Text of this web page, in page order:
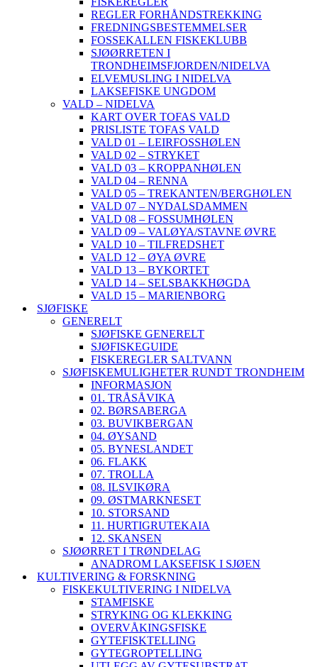
REGLER FORHÅNDSTREKKING
FREDNINGSBESTEMMELSER
FOSSEKALLEN FISKEKLUBB
SJØØRRETEN I
TRONDHEIMSFJORDEN/NIDELVA
ELVEMUSLING I NIDELVA
LAKSEFISKE UNGDOM
VALD – NIDELVA
KART OVER TOFAS VALD
PRISLISTE TOFAS VALD
VALD 01 – LEIRFOSSHØLEN
VALD 02 – STRYKET
VALD 03 – KROPPANHØLEN
VALD 04 – RENNA
VALD 05 – TREKANTEN/BERGHØLEN
VALD 07 – NYDALSDAMMEN
VALD 08 – FOSSUMHØLEN
VALD 09 – VALØYA/STAVNE ØVRE
VALD 10 – TILFREDSHET
VALD 12 – ØYA ØVRE
VALD 13 – BYKORTET
VALD 14 – SELSBAKKHØGDA
VALD 15 – MARIENBORG
SJØFISKE
GENERELT
SJØFISKE GENERELT
SJØFISKEGUIDE
FISKEREGLER SALTVANN
SJØFISKEMULIGHETER RUNDT TRONDHEIM
INFORMASJON
01. TRÅSÅVIKA
02. BØRSABERGA
03. BUVIKBERGAN
04. ØYSAND
05. BYNESLANDET
06. FLAKK
07. TROLLA
08. ILSVIKØRA
09. ØSTMARKNESET
10. STORSAND
11. HURTIGRUTEKAIA
12. SKANSEN
SJØØRRET I TRØNDELAG
ANADROM LAKSEFISK I SJØEN
KULTIVERING & FORSKNING
FISKEKULTIVERING I NIDELVA
STAMFISKE
STRYKING OG KLEKKING
OVERVÅKINGSFISKE
GYTEFISKTELLING
GYTEGROPTELLING